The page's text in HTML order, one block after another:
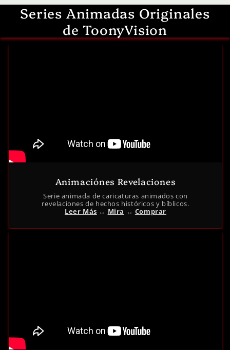
Series Animadas Originales
de ToonyVision
Animaciónes Revelaciones
Serie animada de caricaturas animados con
revelaciones de hechos históricos y bíblicos.
Leer Más ↔︎ Mira ↔︎ Comprar